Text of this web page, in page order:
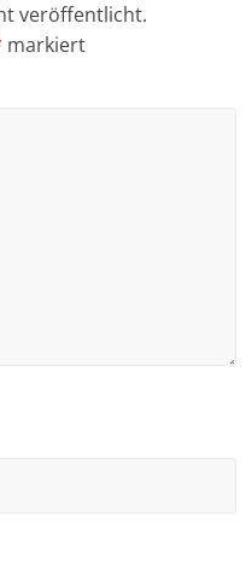
veröffentlicht.
markiert